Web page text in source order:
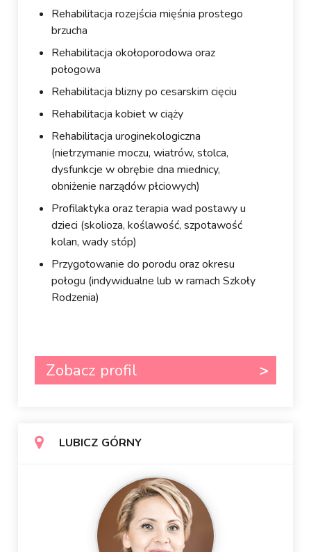
Rehabilitacja rozejścia mięśnia prostego
brzucha
Rehabilitacja okołoporodowa oraz
połogowa
Rehabilitacja blizny po cesarskim cięciu
Rehabilitacja kobiet w ciąży
Rehabilitacja uroginekologiczna
(nietrzymanie moczu, wiatrów, stolca,
dysfunkcje w obrębie dna miednicy,
obniżenie narządów płciowych)
Profilaktyka oraz terapia wad postawy u
dzieci (skolioza, koślawość, szpotawość
kolan, wady stóp)
Przygotowanie do porodu oraz okresu
połogu (indywidualne lub w ramach Szkoły
Rodzenia)
Zobacz profil
LUBICZ GÓRNY